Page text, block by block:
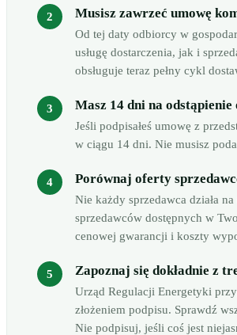
Musisz zawrzeć umowę
Od tej daty odbiorcy w
usługę dostarczenia, jak i
obsługuje teraz pełny cykl
Masz 14 dni na
Jeśli podpisałeś umowę z
w ciągu 14 dni. Nie musisz
Porównaj oferty
Nie każdy sprzedawca działa
sprzedawców dostępnych w
cenowej gwarancji i koszty
Zapoznaj się dokładnie z
Urząd Regulacji Energetyki
złożeniem podpisu. Sprawdź
Nie podpisuj, jeśli coś jest